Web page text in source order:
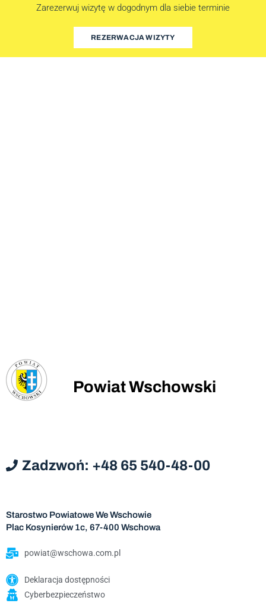
Zarezerwuj wizytę w dogodnym dla siebie terminie
REZERWACJA WIZYTY
Powiat Wschowski
Zadzwoń: +48 65 540-48-00
Starostwo Powiatowe We Wschowie
Plac Kosynierów 1c, 67-400 Wschowa
powiat@wschowa.com.pl
Deklaracja dostępności
Cyberbezpieczeństwo